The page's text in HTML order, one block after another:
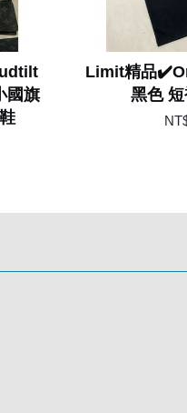
國旗
Limit精品
黑色